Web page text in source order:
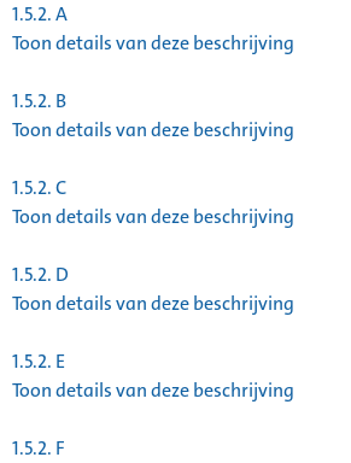
1.5.2.A
Toon details van deze beschrijving
1.5.2. B
Toon details van deze beschrijving
1.5.2.C
Toon details van deze beschrijving
1.5.2. D
Toon details van deze beschrijving
1.5.2. E
Toon details van deze beschrijving
1.5.2. F